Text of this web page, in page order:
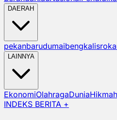
DAERAH
pekanbarudumaibengkalis
LAINNYA
EkonomiOlahragaDuniaHikmah
INDEKS BERITA +